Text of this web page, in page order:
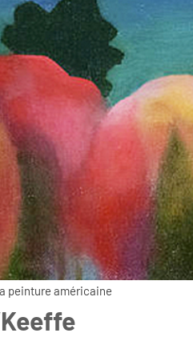
peinture américaine